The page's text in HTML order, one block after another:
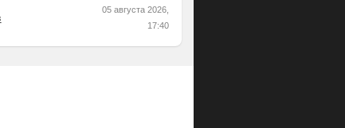
05 августа 2026,
17:40